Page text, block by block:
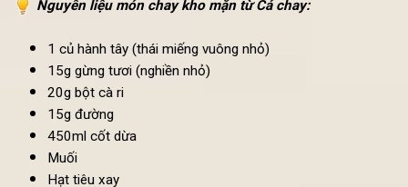
Nguyên liệu món chay kho mặn từ Cá chay:
1 củ hành tây (thái miếng vuông nhỏ)
15g gừng tươi (nghiền nhỏ)
20g bột cà ri